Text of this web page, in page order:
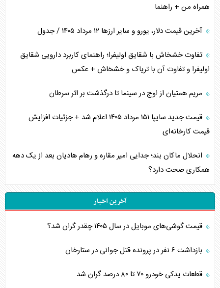
همراه من + راهنما
آخرین قیمت دلار، یورو و سایر ارز‌ها ۱۲ مرداد ۱۴۰۵ / جدول
تفاوت خشخاش با شقایق اولیفرا؛ راهنمای کاربرد دارویی شقایق
اولیفرا و تفاوت آن با تریاک و خشخاش + عکس
مریم همتیان از اوج در سینما تا درگذشت بر اثر سرطان
قیمت جدید سایپا ۱۵۱ مرداد ۱۴۰۵ اعلام شد + جزئیات افزایش
قیمت کارخانه‌ای
انحلال ماکان بند؛ جدایی امیر مقاره و رهام هادیان بعد از یک دهه
همکاری صحت دارد؟
آخرین اخبار
قیمت گوشی‌های موبایل در سال ۱۴۰۵ چقدر گران شد؟
بازداشت ۶ نفر در پرونده قتل جوانی در ستارخان
قطعات یدکی خودرو ۷۰ تا ۸۰ درصد گران شد